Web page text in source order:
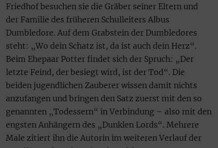
Friedhof besuchen sie die Gräber seiner Eltern und
der Familie des früheren Schulleiters Albus
Dumbledore. Auf dem Grabstein der Dumbledores
steht: „Wo dein Schatz ist, da ist auch dein Herz“.
Beim Ehepaar Potter findet sich der Spruch: „Der
letzte Feind, der besiegt wird, ist der Tod“. Die
beiden jugendlichen Zauberer wissen damit nichts
anzufangen und bringen den Satz zuerst mit den so
genannten „Todessern“ in Verbindung – also mit den
engsten Anhängern des „Dunklen Lords“. Mehrere
Male zitiert ihn die Autorin im weiteren Verlauf der